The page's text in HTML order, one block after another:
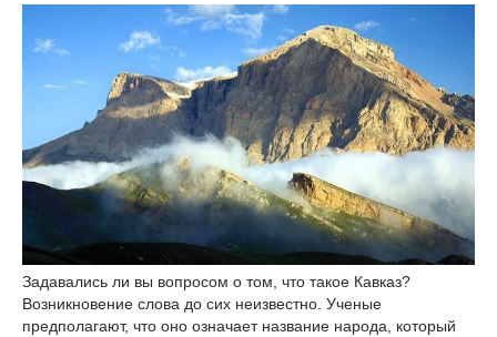
Задавались ли вы вопросом о том, что такое Кавказ?
Возникновение слова до сих неизвестно. Ученые
предполагают, что оно означает название народа, который